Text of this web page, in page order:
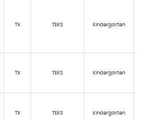
TX TEKS Kindergarten
TX TEKS Kindergarten
TX TEKS Kindergarten